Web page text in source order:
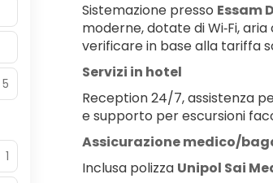
Sistemazione presso Essam
moderne, dotate di Wi‑Fi,
verificare in base alla tariffa
Servizi in hotel
Reception 24/7, assistenza
e supporto per escursioni
Assicurazione medico/
Inclusa polizza Unipol Sai
5
1